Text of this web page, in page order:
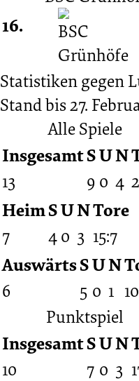
16.
Statistiken gegen
Stand bis 27.
Alle Spiele
InsgesamtSUN
13 9 0 4
HeimSUNTore
7 40 3 15:7
AuswärtsSUN
6 5 0 1
Punktspiel
InsgesamtSUN
10 7 0 3